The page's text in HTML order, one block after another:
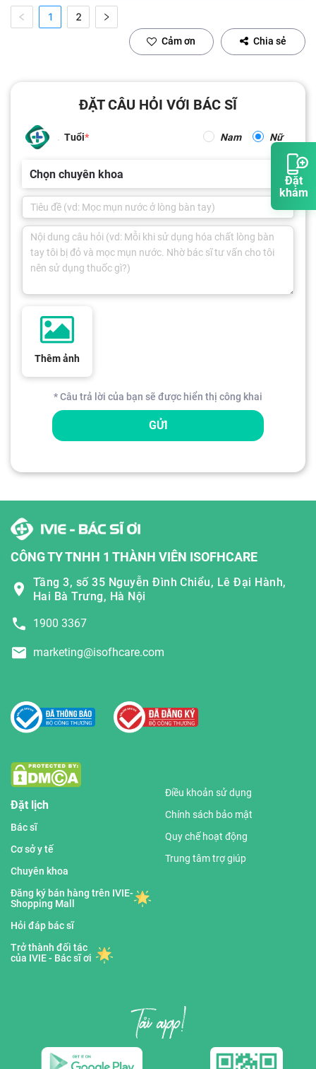
Đặt
khám
1 2
Cảm ơn Chia sẻ
ĐẶT CÂU HỎI VỚI BÁC SĨ
Tuổi Nam Nữ
Chọn chuyên khoa
Thêm ảnh
* Câu trả lời của bạn sẽ được hiển thị công khai
GỬI
CÔNG TY TNHH 1 THÀNH VIÊN ISOFHCARE
Tầng 3, số 35 Nguyễn Đình Chiểu, Lê Đại Hành,
Hai Bà Trưng, Hà Nội
1900 3367
marketing@isofhcare.com
Đặt lịch
Bác sĩ
Cơ sở y tế
Chuyên khoa
Đăng ký bán hàng trên IVIE-
Shopping Mall
Hỏi đáp bác sĩ
Trở thành đối tác
của IVIE - Bác sĩ ơi
Điều khoản sử dụng
Chính sách bảo mật
Quy chế hoạt động
Trung tâm trợ giúp